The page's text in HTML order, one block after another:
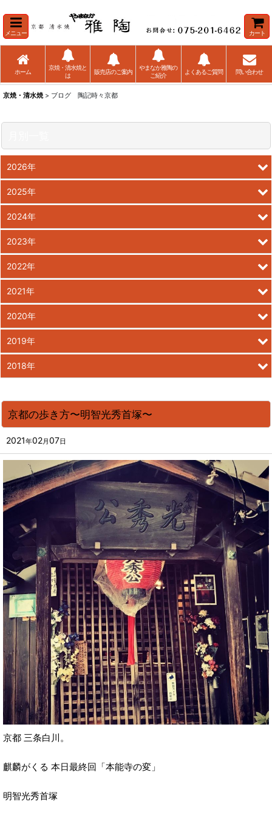
京焼・清水焼> ブログ 陶記時々京都
メニュー カート
ホーム
京焼・清水焼と
は
販売店のご案内
やまなか雅陶の
ご紹介
よくあるご質問 問い合わせ
京都の歩き方〜明智光秀首塚〜
2021年02月07日
京都 三条白川。
麒麟がくる 本日最終回「本能寺の変」
明智光秀首塚
2026年
2025年
2024年
2023年
2022年
2021年
2020年
2019年
2018年